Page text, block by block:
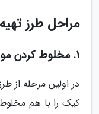
مراحل طرز
1. مخلوط کردن مواد
در اولین مرحله از
کیک را با هم مخلوط